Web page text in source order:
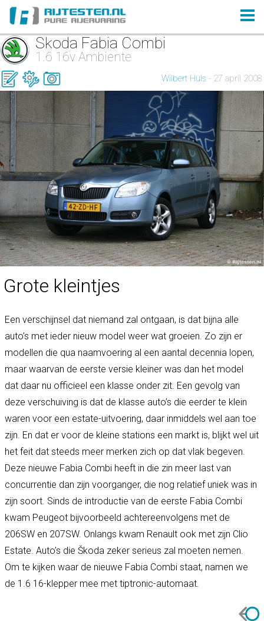
Skoda Fabia Combi
1.6 16v Ambiente
Wilbert Huls - 27 april 2008
Grote kleintjes
Een verschijnsel dat niemand zal ontgaan, is dat bijna alle
auto’s met ieder nieuw model weer wat groeien. Zo zijn er
modellen die qua naamvoering al een aantal decennia lopen,
maar waarvan de eerste versie kleiner was dan het model
dat daar nu officieel een klasse onder zit. Een gevolg van
deze verschuiving is dat de klasse auto’s die eerder te klein
waren voor een estate-uitvoering, daar inmiddels wel aan toe
zijn. En dat er voor de kleine stations een markt is, blijkt wel uit
het feit dat steeds meer merken zich op dat vlak begeven.
Deze nieuwe Fabia Combi heeft in die zin meer last van
concurrentie dan zijn voorganger, die nog relatief uniek was in
zijn soort. Sinds de introductie van de eerste Fabia Combi
kwam Peugeot bijvoorbeeld achtereenvolgens met de
206SW en 207SW. Onlangs kwam Renault ook met zijn Clio
Estate. Auto’s die Škoda zeker serieus zal moeten nemen.
Om te kijken waar de nieuwe Fabia Combi staat, namen we
de 1.6 16-klepper mee met tiptronic-automaat.